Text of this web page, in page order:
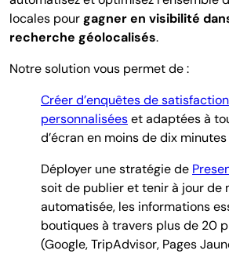
locales pourgagner en visibilité
recherche géolocalisés.
Notre solution vous permet de :
Créer d’enquêtes de
personnaliséeset adaptées à
d’écran en moins de dix minutes
Déployer une stratégie de
soit de publier et tenir à jour de
automatisée, les informations
boutiques à travers plus de 20
(Google, TripAdvisor, Pages